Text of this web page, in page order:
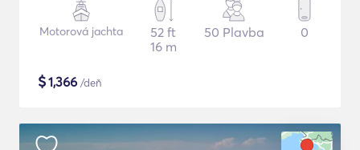
Motorová jachta
52 ft
16 m
50 Plavba 0
$1,366 /deň